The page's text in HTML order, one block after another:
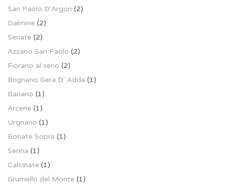
San Paolo D'Argon (2)
Dalmine (2)
Seriate (2)
Azzano San Paolo (2)
Fiorano al serio (2)
Brignano Gera D' Adda (1)
Bariano (1)
Arcene (1)
Urgnano (1)
Bonate Sopra (1)
Serina (1)
Calcinate (1)
Grumello del Monte (1)